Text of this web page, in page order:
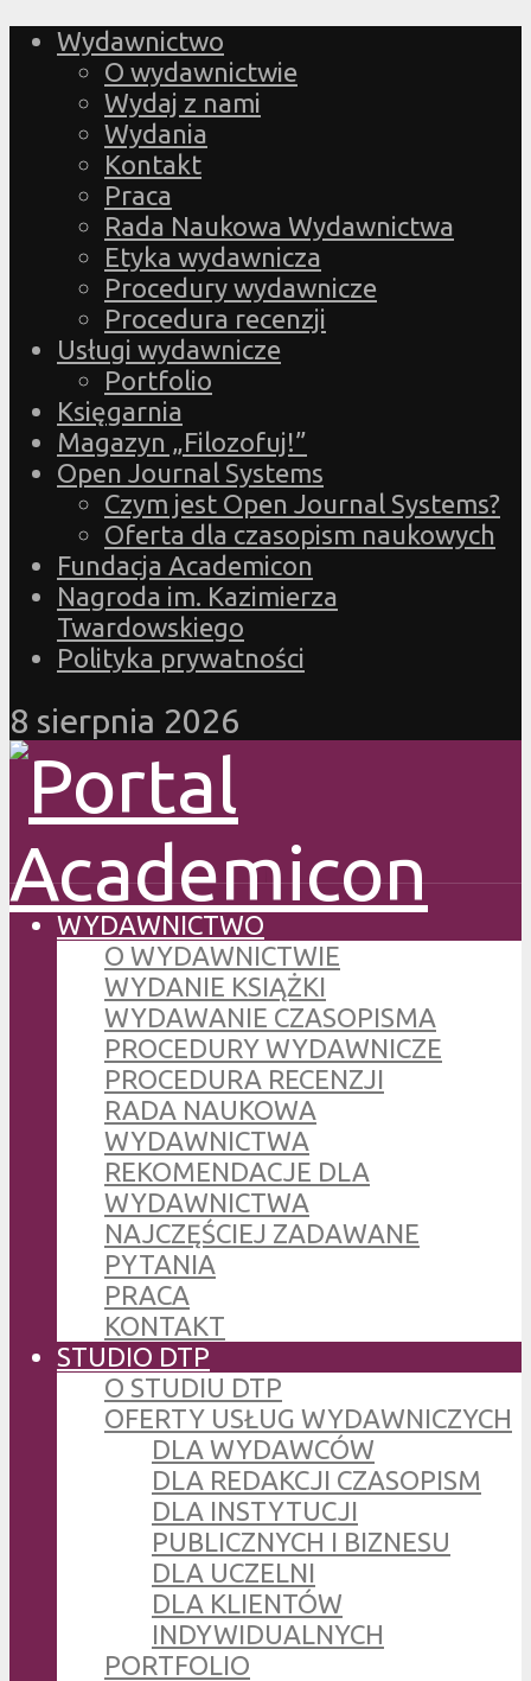
Wydawnictwo
O wydawnictwie
Wydaj z nami
Wydania
Kontakt
Praca
Rada Naukowa Wydawnictwa
Etyka wydawnicza
Procedury wydawnicze
Procedura recenzji
Usługi wydawnicze
Portfolio
Księgarnia
Magazyn „Filozofuj!”
Open Journal Systems
Czym jest Open Journal Systems?
Oferta dla czasopism naukowych
Fundacja Academicon
Nagroda im. Kazimierza
Twardowskiego
Polityka prywatności
8 sierpnia 2026
WYDAWNICTWO
O WYDAWNICTWIE
WYDANIE KSIĄŻKI
WYDAWANIE CZASOPISMA
PROCEDURY WYDAWNICZE
PROCEDURA RECENZJI
RADA NAUKOWA
WYDAWNICTWA
REKOMENDACJE DLA
WYDAWNICTWA
NAJCZĘŚCIEJ ZADAWANE
PYTANIA
PRACA
KONTAKT
STUDIO DTP
O STUDIU DTP
OFERTY USŁUG WYDAWNICZYCH
DLA WYDAWCÓW
DLA REDAKCJI CZASOPISM
DLA INSTYTUCJI
PUBLICZNYCH I BIZNESU
DLA UCZELNI
DLA KLIENTÓW
INDYWIDUALNYCH
PORTFOLIO